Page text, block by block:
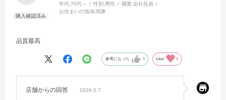
年代:70代～ 性別:男性 職業:会社役員
お住まいの地域:関東
品質最高
参考になった 0 Like! 0
店舗からの回答 2026.5.7